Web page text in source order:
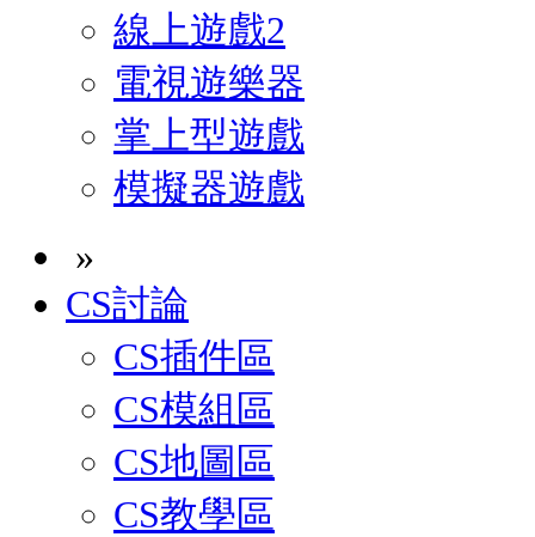
線上遊戲2
電視遊樂器
掌上型遊戲
模擬器遊戲
»
CS討論
CS插件區
CS模組區
CS地圖區
CS教學區